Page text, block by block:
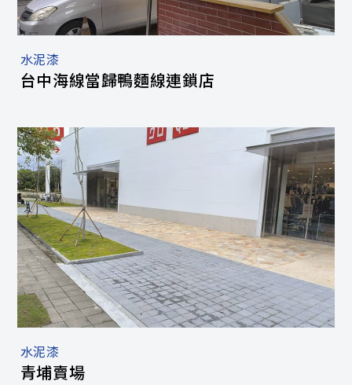
水泥漆
台中海線當歸鴨麵線連鎖店
水泥漆
青埔賣場